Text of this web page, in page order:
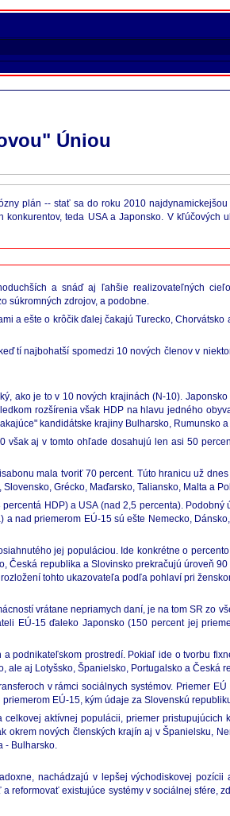
Úniou
plán -- stať sa do roku 2010
teda USA a Japonsko. V kľúčových
a snáď aj ľahšie realizovateľných
súkromných zdrojov, a podobne.
a ešte o krôčik ďalej čakajú Turecko,
tí najbohatší spomedzi 10 nových členov v
ako je to v 10 nových krajinách (N-10).
rozšírenia však HDP na hlavu jedného
kandidátske krajiny Bulharsko, Rumunsko
aj v tomto ohľade dosahujú len asi 50
mala tvoriť 70 percent. Túto hranicu už
Grécko, Maďarsko, Taliansko, Malta a
HDP) a USA (nad 2,5 percenta).
nad priemerom EÚ-15 sú ešte Nemecko,
jej populáciou. Ide konkrétne o
republika a Slovinsko prekračujú úroveň
tohto ukazovateľa podľa pohlaví pri
vrátane nepriamych daní, je na tom SR zo
EÚ-15 ďaleko Japonsko (150 percent jej
podnikateľskom prostredí. Pokiaľ ide o tvorbu
ale aj Lotyšsko, Španielsko, Portugalsko a Česká
v rámci sociálnych systémov. Priemer
EÚ-15, kým údaje za Slovenskú
aktívnej populácii, priemer pristupujúcich
nových členských krajín aj v Španielsku,
- Bulharsko.
nachádzajú v lepšej východiskovej
reformovať existujúce systémy v sociálnej sfére,